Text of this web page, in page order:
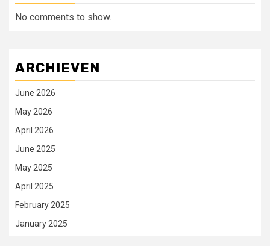
No comments to show.
ARCHIEVEN
June 2026
May 2026
April 2026
June 2025
May 2025
April 2025
February 2025
January 2025